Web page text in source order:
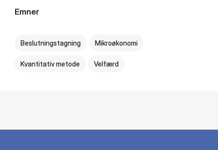
Emner
Beslutningstagning Mikroøkonomi
Kvantitativ metode Velfærd